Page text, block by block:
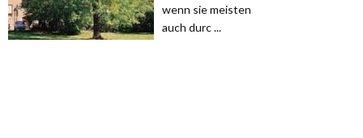
wenn sie meisten
auch durc ...